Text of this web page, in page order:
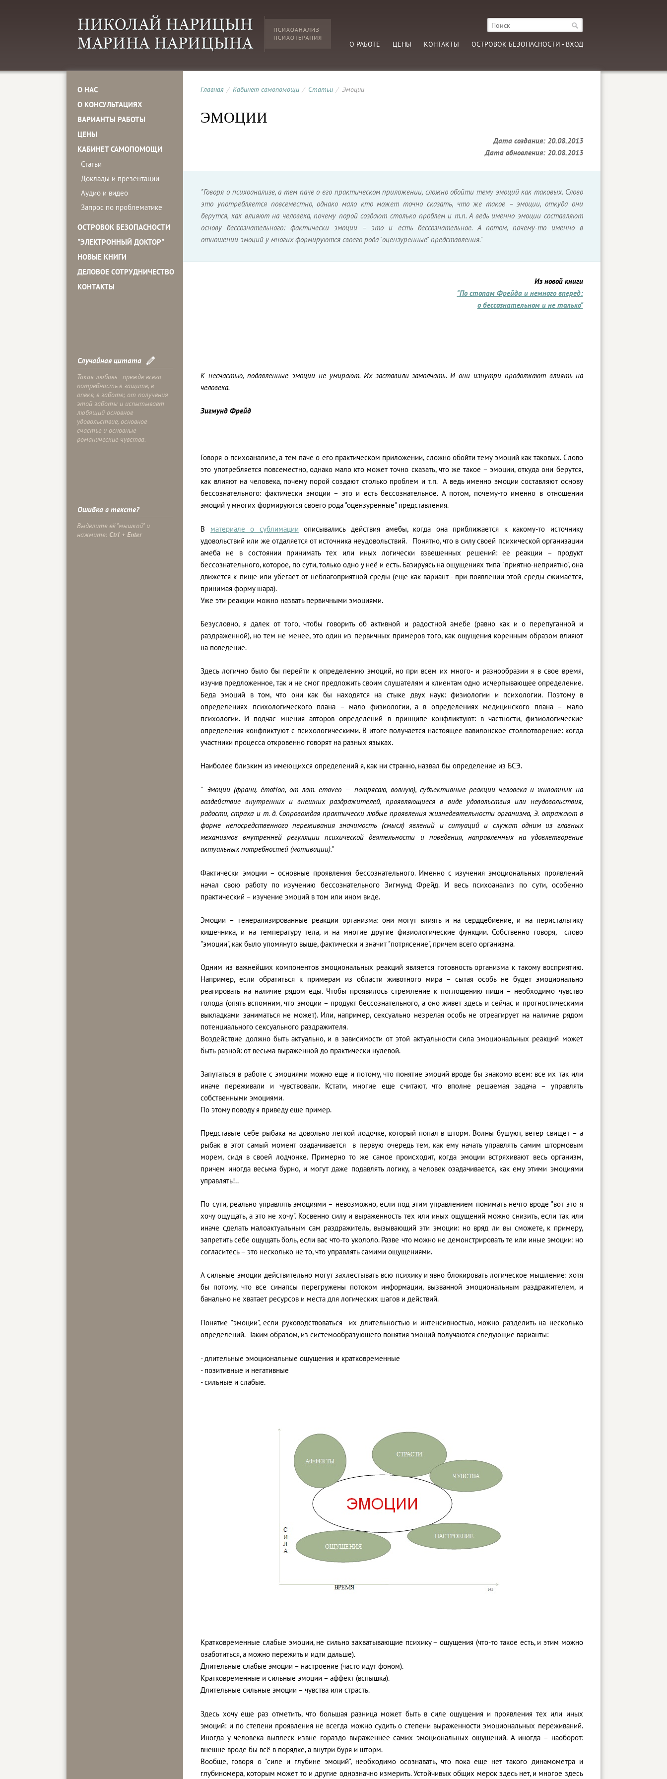
О РАБОТЕ ЦЕНЫ КОНТАКТЫ ОСТРОВОК БЕЗОПАСНОСТИ - ВХОД
О НАС
О КОНСУЛЬТАЦИЯХ
ВАРИАНТЫ РАБОТЫ
ЦЕНЫ
КАБИНЕТ САМОПОМОЩИ
Статьи
Доклады и презентации
Аудио и видео
Запрос по проблематике
ОСТРОВОК БЕЗОПАСНОСТИ
"ЭЛЕКТРОННЫЙ ДОКТОР"
НОВЫЕ КНИГИ
ДЕЛОВОЕ СОТРУДНИЧЕСТВО
КОНТАКТЫ
Случайная цитата
Такая любовь - прежде всего
потребность в защите, в
опеке, в заботе; от получения
этой заботы и испытывает
любящий основное
удовольствие, основное
счастье и основные
романические чувства.
Ошибка в тексте?
Выделите её "мышкой" и
нажмите: Ctrl + Enter
Главная / Кабинет самопомощи / Статьи / Эмоции
ЭМОЦИИ
Дата создания: 20.08.2013
Дата обновления: 20.08.2013
"Говоря о психоанализе, а тем паче о его практическом приложении, сложно обойти тему эмоций как таковых. Слово
это употребляется повсеместно, однако мало кто может точно сказать, что же такое – эмоции, откуда они
берутся, как влияют на человека, почему порой создают столько проблем и т.п. А ведь именно эмоции составляют
основу бессознательного: фактически эмоции – это и есть бессознательное. А потом, почему-то именно в
отношении эмоций у многих формируются своего рода "оцензуренные" представления."
Из новой книги
"По стопам Фрейда и немного вперед:
о бессознательном и не только"
К несчастью, подавленные эмоции не умирают. Их заставили замолчать. И они изнутри продолжают влиять на
человека.
Зигмунд Фрейд
Говоря о психоанализе, а тем паче о его практическом приложении, сложно обойти тему эмоций как таковых. Слово
это употребляется повсеместно, однако мало кто может точно сказать, что же такое – эмоции, откуда они берутся,
как влияют на человека, почему порой создают столько проблем и т.п. А ведь именно эмоции составляют основу
бессознательного: фактически эмоции – это и есть бессознательное. А потом, почему-то именно в отношении
эмоций у многих формируются своего рода "оцензуренные" представления.
В материале о сублимации описывались действия амебы, когда она приближается к какому-то источнику
удовольствий или же отдаляется от источника неудовольствий. Понятно, что в силу своей психической организации
амеба не в состоянии принимать тех или иных логически взвешенных решений: ее реакции – продукт
бессознательного, которое, по сути, только одно у неё и есть. Базируясь на ощущениях типа "приятно-неприятно", она
движется к пище или убегает от неблагоприятной среды (еще как вариант - при появлении этой среды сжимается,
принимая форму шара).
Уже эти реакции можно назвать первичными эмоциями.
Безусловно, я далек от того, чтобы говорить об активной и радостной амебе (равно как и о перепуганной и
раздраженной), но тем не менее, это один из первичных примеров того, как ощущения коренным образом влияют
на поведение.
Здесь логично было бы перейти к определению эмоций, но при всем их много- и разнообразии я в свое время,
изучив предложенное, так и не смог предложить своим слушателям и клиентам одно исчерпывающее определение.
Беда эмоций в том, что они как бы находятся на стыке двух наук: физиологии и психологии. Поэтому в
определениях психологического плана – мало физиологии, а в определениях медицинского плана – мало
психологии. И подчас мнения авторов определений в принципе конфликтуют: в частности, физиологические
определения конфликтуют с психологическими. В итоге получается настоящее вавилонское столпотворение: когда
участники процесса откровенно говорят на разных языках.
Наиболее близким из имеющихся определений я, как ни странно, назвал бы определение из БСЭ.
" Эмоции (франц. émotion, от лат. emoveo — потрясаю, волную), субъективные реакции человека и животных на
воздействие внутренних и внешних раздражителей, проявляющиеся в виде удовольствия или неудовольствия,
радости, страха и т. д. Сопровождая практически любые проявления жизнедеятельности организма, Э. отражают в
форме непосредственного переживания значимость (смысл) явлений и ситуаций и служат одним из главных
механизмов внутренней регуляции психической деятельности и поведения, направленных на удовлетворение
актуальных потребностей (мотивации)."
Фактически эмоции – основные проявления бессознательного. Именно с изучения эмоциональных проявлений
начал свою работу по изучению бессознательного Зигмунд Фрейд. И весь психоанализ по сути, особенно
практический – изучение эмоций в том или ином виде.
Эмоции – генерализированные реакции организма: они могут влиять и на сердцебиение, и на перистальтику
кишечника, и на температуру тела, и на многие другие физиологические функции. Собственно говоря, слово
"эмоции", как было упомянуто выше, фактически и значит "потрясение", причем всего организма.
Одним из важнейших компонентов эмоциональных реакций является готовность организма к такому восприятию.
Например, если обратиться к примерам из области животного мира – сытая особь не будет эмоционально
реагировать на наличие рядом еды. Чтобы проявилось стремление к поглощению пищи – необходимо чувство
голода (опять вспомним, что эмоции – продукт бессознательного, а оно живет здесь и сейчас и прогностическими
выкладками заниматься не может). Или, например, сексуально незрелая особь не отреагирует на наличие рядом
потенциального сексуального раздражителя.
Воздействие должно быть актуально, и в зависимости от этой актуальности сила эмоциональных реакций может
быть разной: от весьма выраженной до практически нулевой.
Запутаться в работе с эмоциями можно еще и потому, что понятие эмоций вроде бы знакомо всем: все их так или
иначе переживали и чувствовали. Кстати, многие еще считают, что вполне решаемая задача – управлять
собственными эмоциями.
По этому поводу я приведу еще пример.
Представьте себе рыбака на довольно легкой лодочке, который попал в шторм. Волны бушуют, ветер свищет – а
рыбак в этот самый момент озадачивается в первую очередь тем, как ему начать управлять самим штормовым
морем, сидя в своей лодчонке. Примерно то же самое происходит, когда эмоции встряхивают весь организм,
причем иногда весьма бурно, и могут даже подавлять логику, а человек озадачивается, как ему этими эмоциями
управлять!..
По сути, реально управлять эмоциями – невозможно, если под этим управлением понимать нечто вроде "вот это я
хочу ощущать, а это не хочу". Косвенно силу и выраженность тех или иных ощущений можно снизить, если так или
иначе сделать малоактуальным сам раздражитель, вызывающий эти эмоции: но вряд ли вы сможете, к примеру,
запретить себе ощущать боль, если вас что-то укололо. Разве что можно не демонстрировать те или иные эмоции: но
согласитесь – это несколько не то, что управлять самими ощущениями.
А сильные эмоции действительно могут захлестывать всю психику и явно блокировать логическое мышление: хотя
бы потому, что все синапсы перегружены потоком информации, вызванной эмоциональным раздражителем, и
банально не хватает ресурсов и места для логических шагов и действий.
Понятие "эмоции", если руководствоваться их длительностью и интенсивностью, можно разделить на несколько
определений. Таким образом, из системообразующего понятия эмоций получаются следующие варианты:
- длительные эмоциональные ощущения и кратковременные
- позитивные и негативные
- сильные и слабые.
Кратковременные слабые эмоции, не сильно захватывающие психику – ощущения (что-то такое есть, и этим можно
озаботиться, а можно пережить и идти дальше).
Длительные слабые эмоции – настроение (часто идут фоном).
Кратковременные и сильные эмоции – аффект (вспышка).
Длительные сильные эмоции – чувства или страсть.
Здесь хочу еще раз отметить, что большая разница может быть в силе ощущения и проявления тех или иных
эмоций: и по степени проявления не всегда можно судить о степени выраженности эмоциональных переживаний.
Иногда у человека выплеск извне гораздо выраженнее самих эмоциональных ощущений. А иногда – наоборот:
внешне вроде бы всё в порядке, а внутри буря и шторм.
Вообще, говоря о "силе и глубине эмоций", необходимо осознавать, что пока еще нет такого динамометра и
глубиномера, которым может то и другие однозначно измерить. Устойчивых общих мерок здесь нет, и многое здесь